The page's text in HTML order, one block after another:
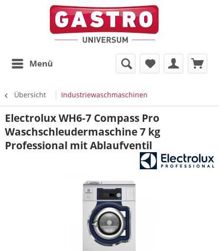
Menü
Übersicht Industriewaschmaschinen
Electrolux WH6-7 Compass Pro
Waschschleudermaschine 7 kg
Professional mit Ablaufventil